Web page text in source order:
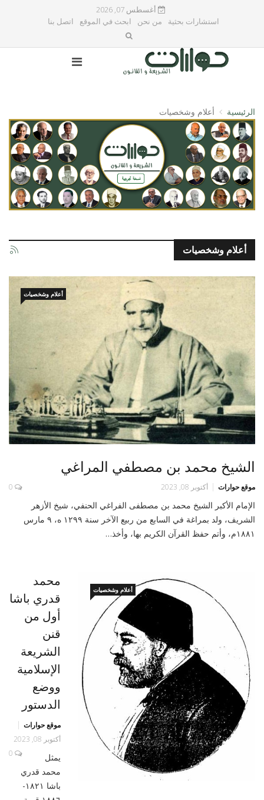
أغسطس 07, 2026
استشارات بحثية
من نحن ابحث في الموقع اتصل بنا
الرئيسية أعلام وشخصيات
أعلام وشخصيات
أعلام وشخصيات
الشيخ محمد بن مصطفي المراغي
موقع حوارات أكتوبر 08, 2023 0
الإمام الأكبر الشيخ محمد بن مصطفى الفراغي الحنفي، شيخ الأزهر
الشريف، ولد بمراغة في السابع من ربيع الآخر سنة ١٢٩٩ ه، ٩ مارس
۱۸۸۱م، وأتم حفظ القرآن الكريم بها، وأخذ…
أعلام وشخصيات
محمد
قدري باشا
أول من
قنن
الشريعة
الإسلامية
ووضع
الدستور
موقع حوارات
أكتوبر 08, 2023
0
يمثل
محمد قدري
باشا ١٨٢١-